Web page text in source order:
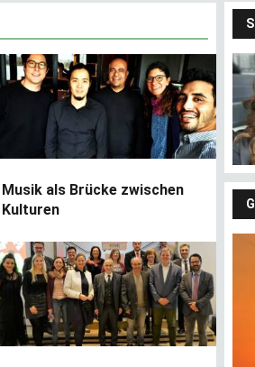
Musik als Brücke zwischen
Kulturen
Bendeki ben